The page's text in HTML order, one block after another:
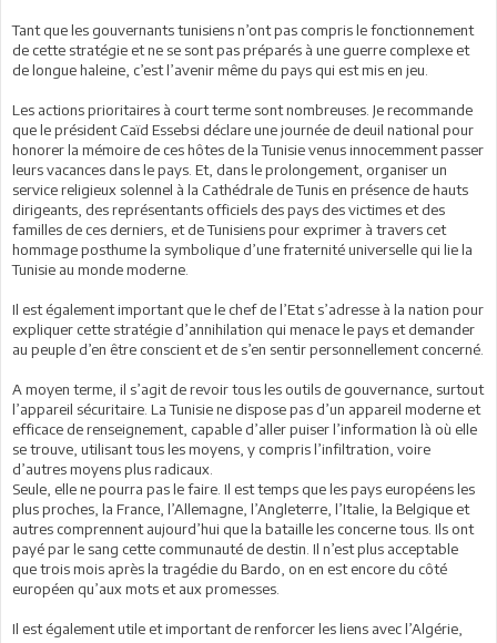
Tant que les gouvernants tunisiens n’ont pas compris le fonctionnement
de cette stratégie et ne se sont pas préparés à une guerre complexe et
de longue haleine, c’est l’avenir même du pays qui est mis en jeu.
Les actions prioritaires à court terme sont nombreuses. Je recommande
que le président Caïd Essebsi déclare une journée de deuil national pour
honorer la mémoire de ces hôtes de la Tunisie venus innocemment passer
leurs vacances dans le pays. Et, dans le prolongement, organiser un
service religieux solennel à la Cathédrale de Tunis en présence de hauts
dirigeants, des représentants officiels des pays des victimes et des
familles de ces derniers, et de Tunisiens pour exprimer à travers cet
hommage posthume la symbolique d’une fraternité universelle qui lie la
Tunisie au monde moderne.
Il est également important que le chef de l’Etat s’adresse à la nation pour
expliquer cette stratégie d’annihilation qui menace le pays et demander
au peuple d’en être conscient et de s’en sentir personnellement concerné.
A moyen terme, il s’agit de revoir tous les outils de gouvernance, surtout
l’appareil sécuritaire. La Tunisie ne dispose pas d’un appareil moderne et
efficace de renseignement, capable d’aller puiser l’information là où elle
se trouve, utilisant tous les moyens, y compris l’infiltration, voire
d’autres moyens plus radicaux.
Seule, elle ne pourra pas le faire. Il est temps que les pays européens les
plus proches, la France, l’Allemagne, l’Angleterre, l’Italie, la Belgique et
autres comprennent aujourd’hui que la bataille les concerne tous. Ils ont
payé par le sang cette communauté de destin. Il n’est plus acceptable
que trois mois après la tragédie du Bardo, on en est encore du côté
européen qu’aux mots et aux promesses.
Il est également utile et important de renforcer les liens avec l’Algérie,